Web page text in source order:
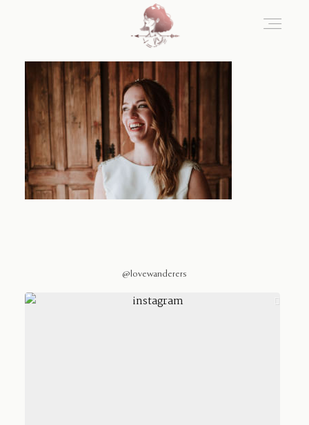
@lovewanderers
Home
Blog
Sobre Nosotros